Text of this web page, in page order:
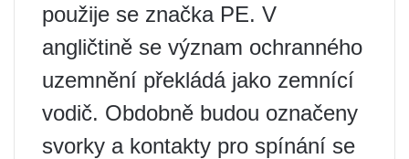
použije se značka PE. V
angličtině se význam ochranného
uzemnění překládá jako zemnící
vodič. Obdobně budou označeny
svorky a kontakty pro spínání se